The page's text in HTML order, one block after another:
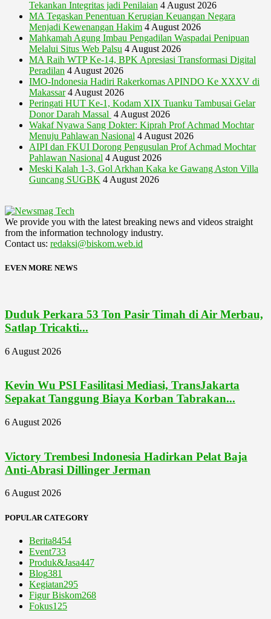
Tekankan Integritas jadi Penilaian 4 August 2026
MA Tegaskan Penentuan Kerugian Keuangan Negara
Menjadi Kewenangan Hakim 4 August 2026
Mahkamah Agung Imbau Pengadilan Waspadai Penipuan
Melalui Situs Web Palsu 4 August 2026
MA Raih WTP Ke-14, BPK Apresiasi Transformasi Digital
Peradilan 4 August 2026
IMO-Indonesia Hadiri Rakerkornas APINDO Ke XXXV di
Makassar 4 August 2026
Peringati HUT Ke-1, Kodam XIX Tuanku Tambusai Gelar
Donor Darah Massal 4 August 2026
Wakaf Nyawa Sang Dokter: Kiprah Prof Achmad Mochtar
Menuju Pahlawan Nasional 4 August 2026
AIPI dan FKUI Dorong Pengusulan Prof Achmad Mochtar
Pahlawan Nasional 4 August 2026
Meski Kalah 1-3, Gol Arkhan Kaka ke Gawang Aston Villa
Guncang SUGBK 4 August 2026
We provide you with the latest breaking news and videos straight
from the information technology industry.
Contact us: redaksi@biskom.web.id
EVEN MORE NEWS
Duduk Perkara 53 Ton Pasir Timah di Air Merbau,
Satlap Tricakti...
6 August 2026
Kevin Wu PSI Fasilitasi Mediasi, TransJakarta
Sepakat Tanggung Biaya Korban Tabrakan...
6 August 2026
Victory Trembesi Indonesia Hadirkan Pelat Baja
Anti-Abrasi Dillinger Jerman
6 August 2026
POPULAR CATEGORY
Berita8454
Event733
Produk&Jasa447
Blog381
Kegiatan295
Figur Biskom268
Fokus125